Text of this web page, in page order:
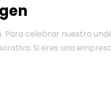
Para celebrar nuestro
Si eres una